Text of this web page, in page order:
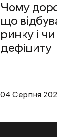
Чому
що
ринку і
дефіциту
04 Cерпня